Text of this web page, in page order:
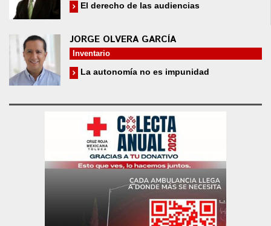
El derecho de las audiencias
JORGE OLVERA GARCÍA
Inventario
La autonomía no es impunidad